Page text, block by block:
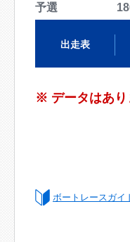
予選
出走表
※ データはあり
ボートレースガイ